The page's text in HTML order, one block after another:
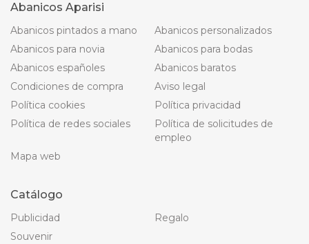
Abanicos Aparisi
Abanicos pintados a mano
Abanicos personalizados
Abanicos para novia
Abanicos para bodas
Abanicos españoles
Abanicos baratos
Condiciones de compra
Aviso legal
Política cookies
Política privacidad
Política de redes sociales
Política de solicitudes de
empleo
Mapa web
Catálogo
Publicidad
Regalo
Souvenir